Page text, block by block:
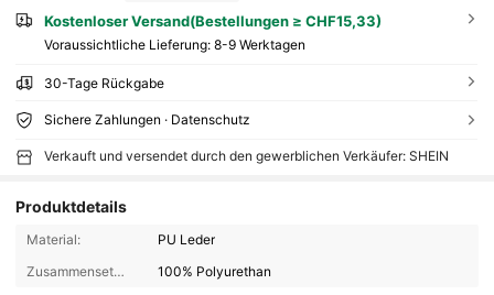
Kostenloser Versand(Bestellungen ≥ CHF15,33)
Voraussichtliche Lieferung: 8-9 Werktagen
30-Tage Rückgabe
Sichere Zahlungen · Datenschutz
Verkauft und versendet durch den gewerblichen Verkäufer: SHEIN
Produktdetails
Material:
PU Leder
Zusammensetzung:
100% Polyurethan